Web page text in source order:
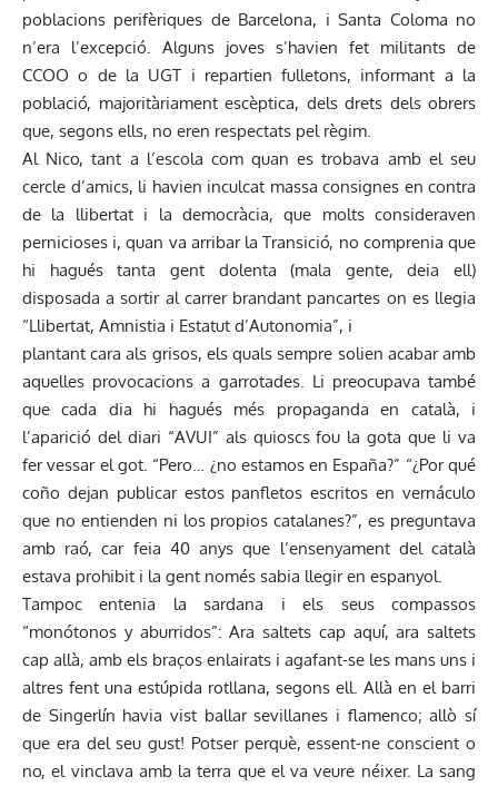
poblacions perifèriques de Barcelona, i Santa Coloma no
n’era l’excepció. Alguns joves s’havien fet militants de
CCOO o de la UGT i repartien fulletons, informant a la
població, majoritàriament escèptica, dels drets dels obrers
que, segons ells, no eren respectats pel règim.
Al Nico, tant a l’escola com quan es trobava amb el seu
cercle d’amics, li havien inculcat massa consignes en contra
de la llibertat i la democràcia, que molts consideraven
pernicioses i, quan va arribar la Transició, no comprenia que
hi hagués tanta gent dolenta (mala gente, deia ell)
disposada a sortir al carrer brandant pancartes on es llegia
“Llibertat, Amnistia i Estatut d’Autonomia”, i
plantant cara als grisos, els quals sempre solien acabar amb
aquelles provocacions a garrotades. Li preocupava també
que cada dia hi hagués més propaganda en català, i
l’aparició del diari “AVUI” als quioscs fou la gota que li va
fer vessar el got. “Pero… ¿no estamos en España?” “¿Por qué
coño dejan publicar estos panfletos escritos en vernáculo
que no entienden ni los propios catalanes?”, es preguntava
amb raó, car feia 40 anys que l’ensenyament del català
estava prohibit i la gent només sabia llegir en espanyol.
Tampoc entenia la sardana i els seus compassos
“monótonos y aburridos”: Ara saltets cap aquí, ara saltets
cap allà, amb els braços enlairats i agafant-se les mans uns i
altres fent una estúpida rotllana, segons ell. Allà en el barri
de Singerlín havia vist ballar sevillanes i flamenco; allò sí
que era del seu gust! Potser perquè, essent-ne conscient o
no, el vinclava amb la terra que el va veure néixer. La sang